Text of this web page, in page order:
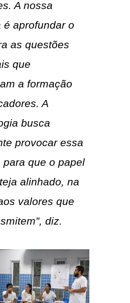
A nossa
é aprofundar o
as questões
que
a formação
A
busca
provocar essa
para que o papel
alinhado, na
valores que
diz.